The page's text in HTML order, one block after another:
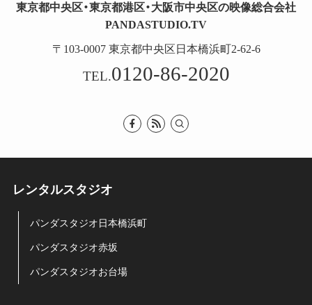
東京都中央区・東京都港区・大阪市中央区の映像総合会社
PANDASTUDIO.TV
〒103-0007 東京都中央区日本橋浜町2-62-6
TEL.0120-86-2020
レンタルスタジオ
パンダスタジオ日本橋浜町
パンダスタジオ赤坂
パンダスタジオお台場